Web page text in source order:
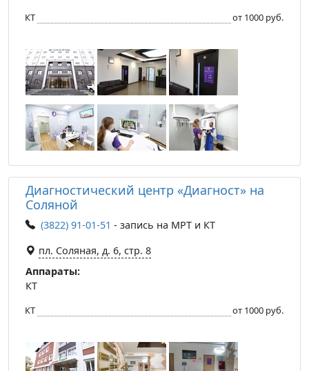
КТ от 1000 руб.
Диагностический центр «Диагност» на
Соляной
(3822) 91-01-51 - запись на МРТ и КТ
пл. Соляная, д. 6, стр. 8
Аппараты:
КТ
КТ от 1000 руб.